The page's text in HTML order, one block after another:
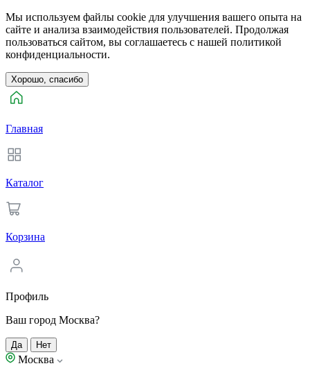
Мы используем файлы cookie для улучшения вашего опыта на
сайте и анализа взаимодействия пользователей. Продолжая
пользоваться сайтом, вы соглашаетесь с нашей политикой
конфиденциальности.
Хорошо, спасибо
Главная
Каталог
Корзина
Профиль
Ваш город Москва?
Да Нет
Москва